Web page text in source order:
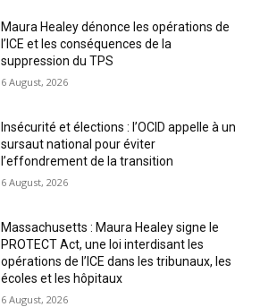
Maura Healey dénonce les opérations de
l’ICE et les conséquences de la
suppression du TPS
6 August, 2026
Insécurité et élections : l’OCID appelle à un
sursaut national pour éviter
l’effondrement de la transition
6 August, 2026
Massachusetts : Maura Healey signe le
PROTECT Act, une loi interdisant les
opérations de l’ICE dans les tribunaux, les
écoles et les hôpitaux
6 August, 2026